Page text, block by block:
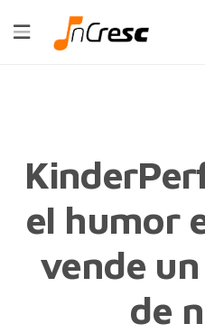
el humor
vende
de